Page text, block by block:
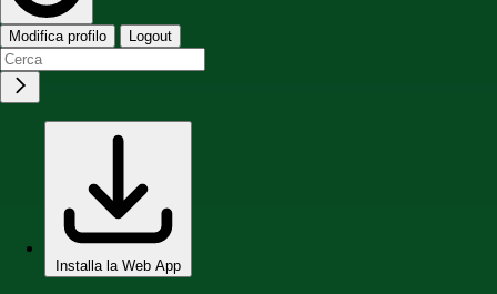
Modifica profilo Logout
Installa la Web App